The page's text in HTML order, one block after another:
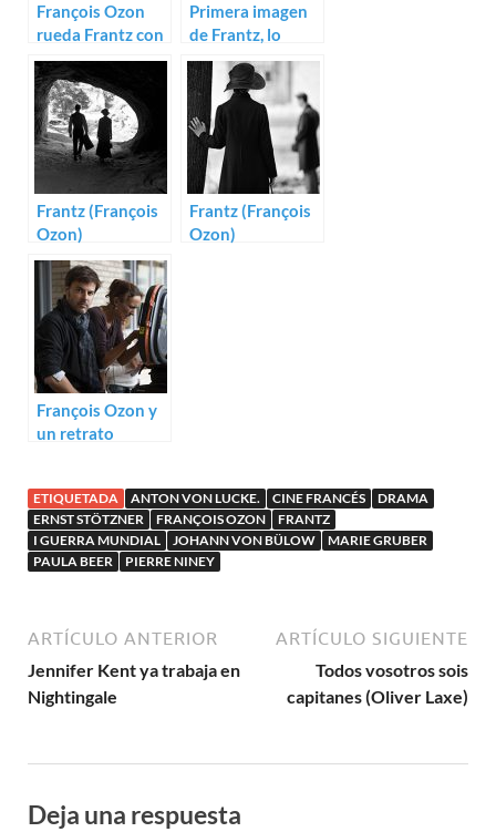
François Ozon
rueda Frantz con
Pierre Niney
Primera imagen
de Frantz, lo
nuevo de
François Ozon
Frantz (François
Ozon)
Frantz (François
Ozon)
François Ozon y
un retrato
ETIQUETADA ANTON VON LUCKE. CINE FRANCÉS
DRAMA
ERNST STÖTZNER
FRANÇOIS OZON
FRANTZ
I GUERRA MUNDIAL
JOHANN VON BÜLOW
MARIE GRUBER
PAULA BEER
PIERRE NINEY
ARTÍCULO ANTERIOR
Jennifer Kent ya trabaja en
Nightingale
ARTÍCULO SIGUIENTE
Todos vosotros sois
capitanes (Oliver Laxe)
Deja una respuesta